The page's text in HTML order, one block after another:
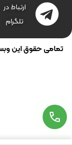
ارتباط در
تلگرام
تمامی حقوق این